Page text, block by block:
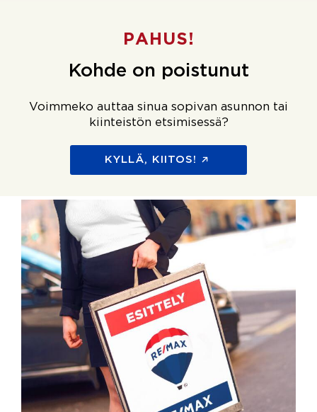
PAHUS!
Kohde on poistunut
Voimmeko auttaa sinua sopivan asunnon tai
kiinteistön etsimisessä?
KYLLÄ, KIITOS!